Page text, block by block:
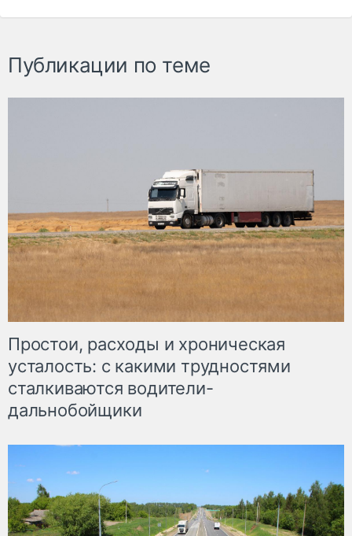
Публикации по теме
Простои, расходы и хроническая
усталость: с какими трудностями
сталкиваются водители-
дальнобойщики